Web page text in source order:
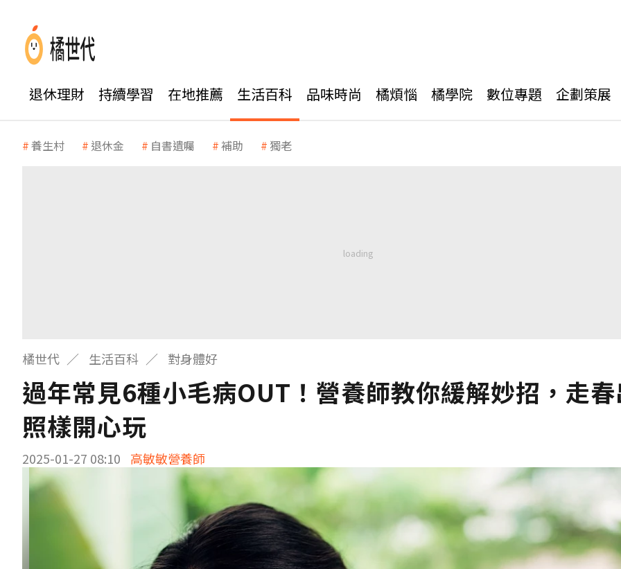
退休理財 持續學習 在地推薦 生活百科 品味時尚 橘煩惱 橘學院 數位專題 企劃策展
養生村 退休金 自書遺囑 補助 獨老
橘世代 生活百科 對身體好
過年常見6種小毛病OUT！營養師教你緩解妙招，走
照樣開心玩
2025-01-27 08:10 高敏敏營養師